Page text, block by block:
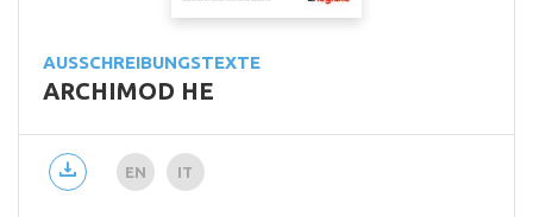
AUSSCHREIBUNGSTEXTE
ARCHIMOD HE
EN IT